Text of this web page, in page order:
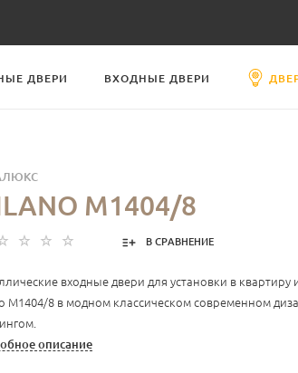
ДВЕРИ ВХОДНЫЕ ДВЕРИ
М1404/8
В СРАВНЕНИЕ
входные двери для установки в квартиру
М1404/8 в модном классическом современном
описание